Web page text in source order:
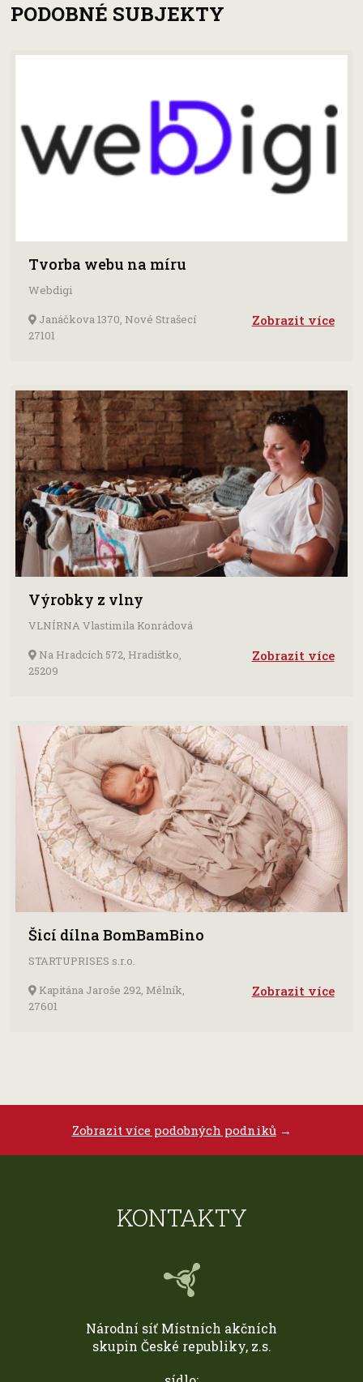
PODOBNÉ SUBJEKTY
Tvorba webu na míru
Webdigi
Janáčkova 1370, Nové Strašecí
27101
Zobrazit více
Výrobky z vlny
VLNÍRNA Vlastimila Konrádová
Na Hradcích 572, Hradištko,
25209
Zobrazit více
Šicí dílna BomBamBino
STARTUPRISES s.r.o.
Kapitána Jaroše 292, Mělník,
27601
Zobrazit více
Zobrazit více podobných podniků→
KONTAKTY
Národní síť Místních akčních
skupin České republiky, z.s.